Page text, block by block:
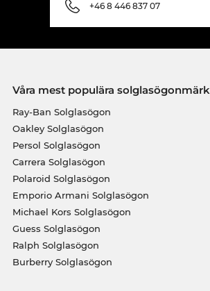
+46 8 446 837 07
Våra mest populära
Ray-Ban Solglasögon
Oakley Solglasögon
Persol Solglasögon
Carrera Solglasögon
Polaroid Solglasögon
Emporio Armani Solglasögon
Michael Kors Solglasögon
Guess Solglasögon
Ralph Solglasögon
Burberry Solglasögon